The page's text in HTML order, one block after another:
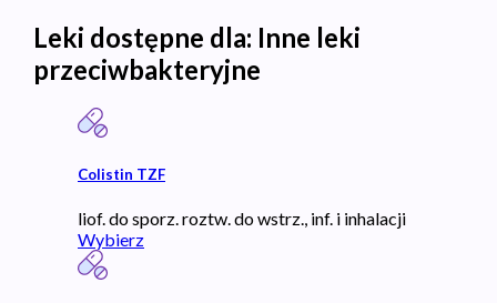
Leki dostępne dla: Inne leki
przeciwbakteryjne
Colistin TZF
liof. do sporz. roztw. do wstrz., inf. i inhalacji
Wybierz